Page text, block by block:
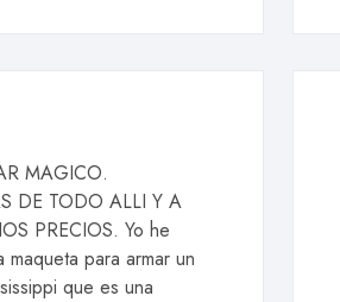
MAGICO.
DE TODO ALLI Y A
PRECIOS. Yo he
maqueta para armar un
que es una